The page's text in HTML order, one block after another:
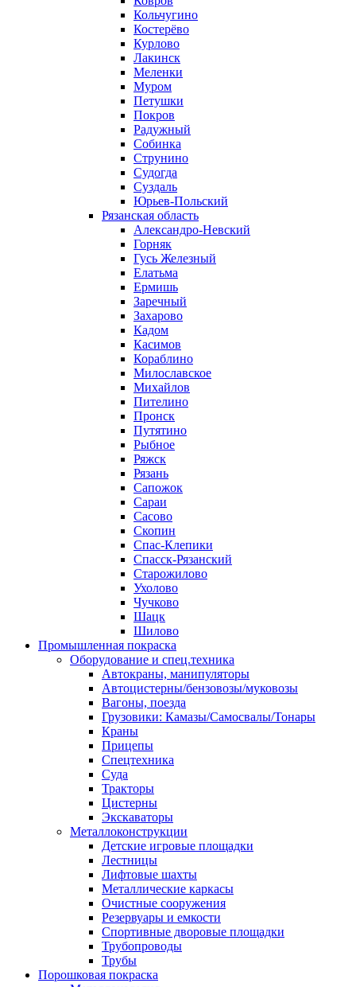
Кольчугино
Костерёво
Курлово
Лакинск
Меленки
Муром
Петушки
Покров
Радужный
Собинка
Струнино
Судогда
Суздаль
Юрьев-Польский
Рязанская область
Александро-Невский
Горняк
Гусь Железный
Елатьма
Ермишь
Заречный
Захарово
Кадом
Касимов
Кораблино
Милославское
Михайлов
Пителино
Пронск
Путятино
Рыбное
Ряжск
Рязань
Сапожок
Сараи
Сасово
Скопин
Спас-Клепики
Спасск-Рязанский
Старожилово
Ухолово
Чучково
Шацк
Шилово
Промышленная покраска
Оборудование и спец.техника
Автокраны, манипуляторы
Автоцистерны/бензовозы/муковозы
Вагоны, поезда
Грузовики: Камазы/Самосвалы/Тонары
Краны
Прицепы
Спецтехника
Суда
Тракторы
Цистерны
Экскаваторы
Металлоконструкции
Детские игровые площадки
Лестницы
Лифтовые шахты
Металлические каркасы
Очистные сооружения
Резервуары и емкости
Спортивные дворовые площадки
Трубопроводы
Трубы
Порошковая покраска